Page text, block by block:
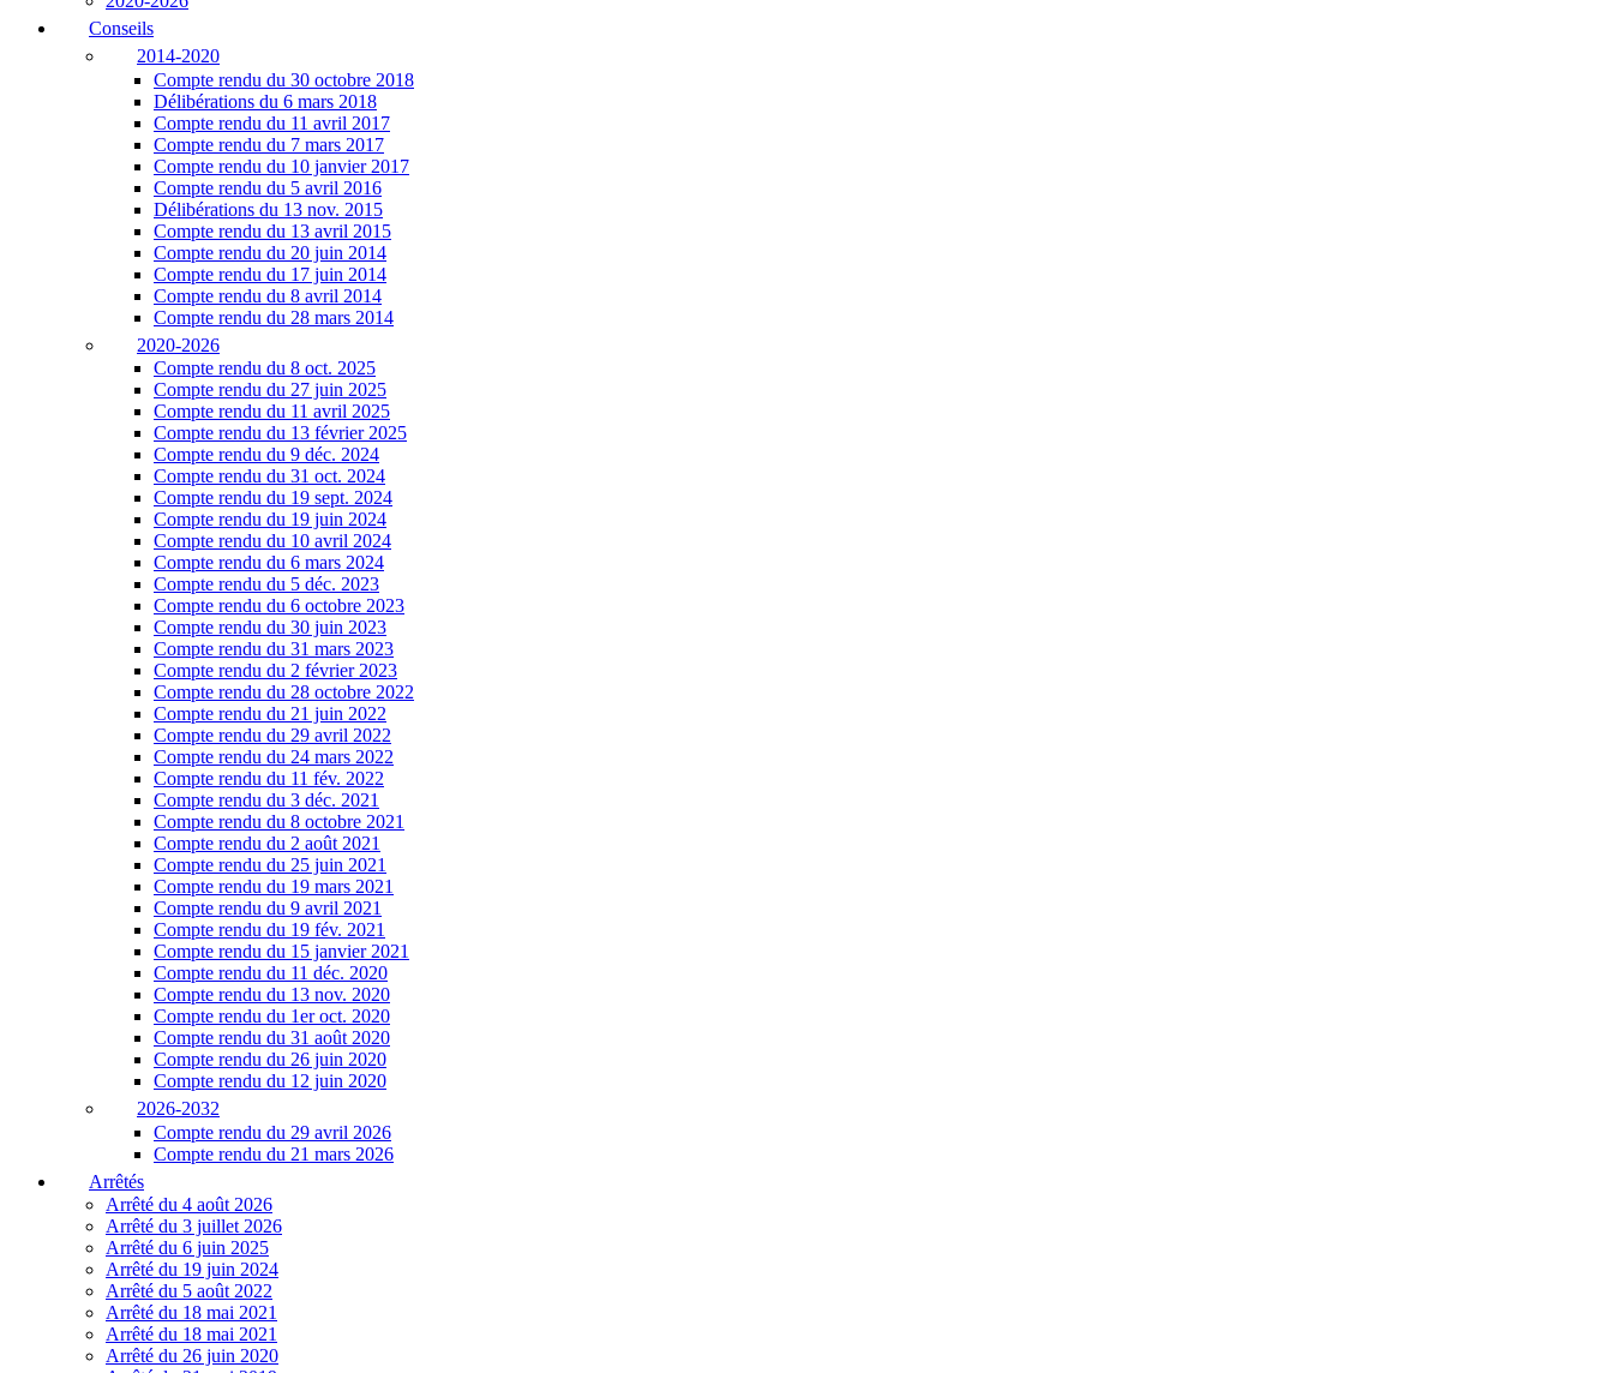
Conseils
2014-2020
Compte rendu du 30 octobre 2018
Délibérations du 6 mars 2018
Compte rendu du 11 avril 2017
Compte rendu du 7 mars 2017
Compte rendu du 10 janvier 2017
Compte rendu du 5 avril 2016
Délibérations du 13 nov. 2015
Compte rendu du 13 avril 2015
Compte rendu du 20 juin 2014
Compte rendu du 17 juin 2014
Compte rendu du 8 avril 2014
Compte rendu du 28 mars 2014
2020-2026
Compte rendu du 8 oct. 2025
Compte rendu du 27 juin 2025
Compte rendu du 11 avril 2025
Compte rendu du 13 février 2025
Compte rendu du 9 déc. 2024
Compte rendu du 31 oct. 2024
Compte rendu du 19 sept. 2024
Compte rendu du 19 juin 2024
Compte rendu du 10 avril 2024
Compte rendu du 6 mars 2024
Compte rendu du 5 déc. 2023
Compte rendu du 6 octobre 2023
Compte rendu du 30 juin 2023
Compte rendu du 31 mars 2023
Compte rendu du 2 février 2023
Compte rendu du 28 octobre 2022
Compte rendu du 21 juin 2022
Compte rendu du 29 avril 2022
Compte rendu du 24 mars 2022
Compte rendu du 11 fév. 2022
Compte rendu du 3 déc. 2021
Compte rendu du 8 octobre 2021
Compte rendu du 2 août 2021
Compte rendu du 25 juin 2021
Compte rendu du 19 mars 2021
Compte rendu du 9 avril 2021
Compte rendu du 19 fév. 2021
Compte rendu du 15 janvier 2021
Compte rendu du 11 déc. 2020
Compte rendu du 13 nov. 2020
Compte rendu du 1er oct. 2020
Compte rendu du 31 août 2020
Compte rendu du 26 juin 2020
Compte rendu du 12 juin 2020
2026-2032
Compte rendu du 29 avril 2026
Compte rendu du 21 mars 2026
Arrêtés
Arrêté du 4 août 2026
Arrêté du 3 juillet 2026
Arrêté du 6 juin 2025
Arrêté du 19 juin 2024
Arrêté du 5 août 2022
Arrêté du 18 mai 2021
Arrêté du 18 mai 2021
Arrêté du 26 juin 2020